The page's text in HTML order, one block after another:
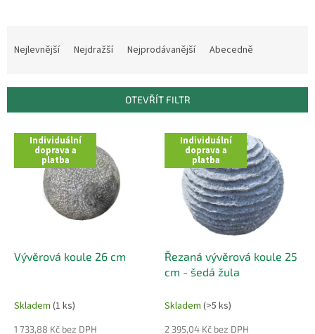
í
Nejlevnější Nejdražší Nejprodávanější Abecedně
OTEVŘÍT FILTR
V
p
Individuální
doprava a
platba
Vývěrová koule 26 cm
Skladem (1 ks)
1 733,88 Kč bez DPH
Individuální
doprava a
platba
Řezaná vývěrová koule 25
cm - šedá žula
Skladem (>5 ks)
2 395,04 Kč bez DPH